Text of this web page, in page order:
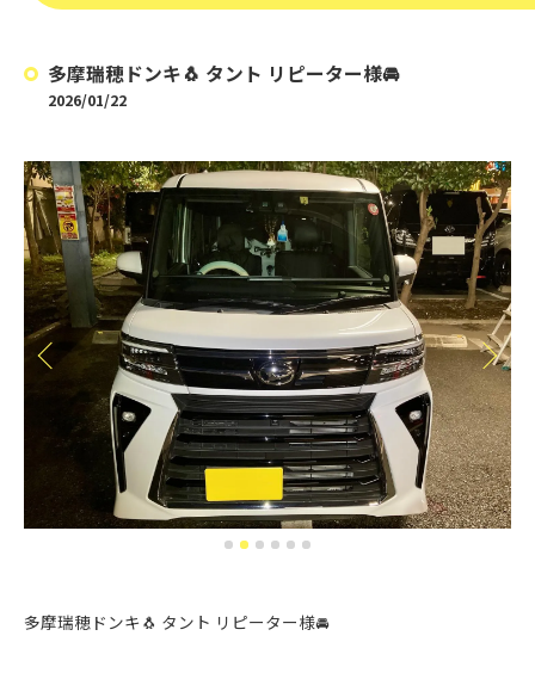
多摩瑞穂ドンキ🐧 タント リピーター様🚘
2026/01/22
多摩瑞穂ドンキ🐧 タント リピーター様🚘